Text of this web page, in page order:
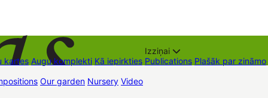
kartes Augu komplekti Kā iepirkties
Izziņai
Publications Plašāk par zināmo
Our garden Nursery Video